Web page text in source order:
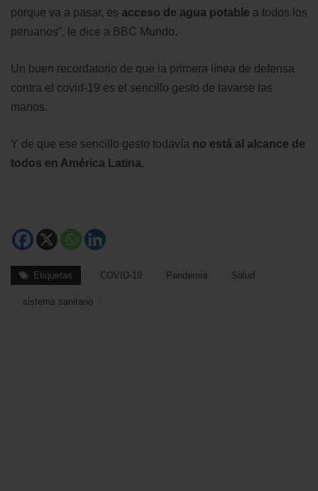
porque va a pasar, es acceso de agua potable a todos los
peruanos”, le dice a BBC Mundo.
Un buen recordatorio de que la primera línea de defensa
contra el covid-19 es el sencillo gesto de lavarse las
manos.
Y de que ese sencillo gesto todavía no está al alcance de
todos en América Latina.
Etiquetas COVID-19 Pandemia Salud
sistema sanitario